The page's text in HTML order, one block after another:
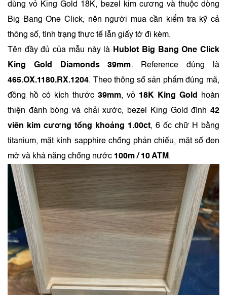
dùng vỏ King Gold 18K, bezel kim cương và thuộc dòng
Big Bang One Click, nên người mua cần kiểm tra kỹ cả
thông số, tình trạng thực tế lẫn giấy tờ đi kèm.
Tên đầy đủ của mẫu này là Hublot Big Bang One Click
King Gold Diamonds 39mm. Reference đúng là
465.OX.1180.RX.1204. Theo thông số sản phẩm đúng mã,
đồng hồ có kích thước 39mm, vỏ 18K King Gold
hoàn
thiện đánh bóng và chải xước, bezel King Gold đính 42
viên kim cương tổng khoảng 1.00ct, 6 ốc chữ H bằng
titanium, mặt kính sapphire chống phản chiếu, mặt số đen
mờ và khả năng chống nước 100m / 10 ATM .